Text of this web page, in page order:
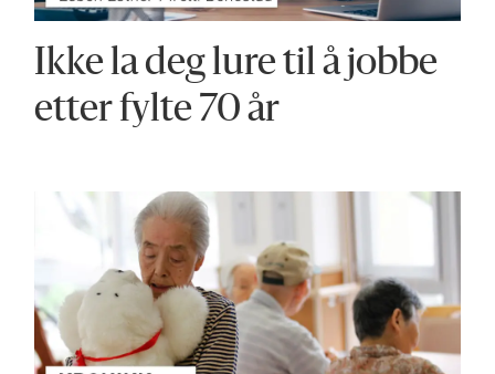
Ikke la deg lure til å jobbe
etter fylte 70 år